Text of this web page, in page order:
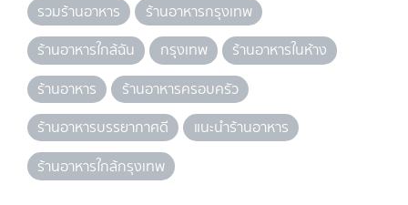
รวมร้านอาหาร
ร้านอาหารกรุงเทพ
ร้านอาหารใกล้ฉัน
กรุงเทพ
ร้านอาหารในห้าง
ร้านอาหาร
ร้านอาหารครอบครัว
ร้านอาหารบรรยากาศดี
แนะนำร้านอาหาร
ร้านอาหารใกล้กรุงเทพ